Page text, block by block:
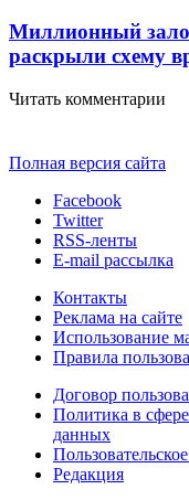
Миллионный
раскрыли схему
Читать комментарии
Полная версия сайта
Facebook
Twitter
RSS-ленты
E-mail рассылка
Контакты
Реклама на сайте
Использование
Правила
Договор
Политика в
данных
Редакция